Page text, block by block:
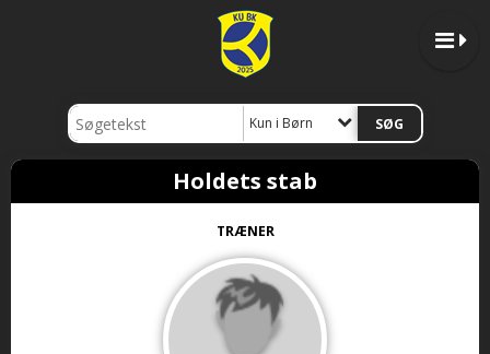
Kun i Børn
Holdets stab
TRÆNER